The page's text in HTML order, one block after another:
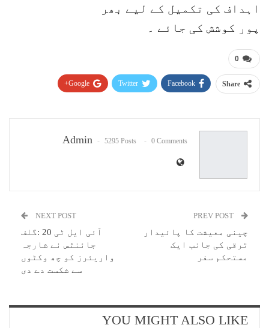
اہداف کی تکمیل کے لیے بھر
پور کوشش کی جائے ۔
0
Share
Facebook
Twitter
Google+
Admin 5295 Posts 0 Comments
چینی معیشت کا پائیدار
ترقی کی جانب ایک
مستحکم سفر
NEXT POST
آئی ایل ٹی 20 :گلف
جائنٹس نے شارجہ
واریئرز کو چھ وکٹوں
سے شکست دے دی
YOU MIGHT ALSO LIKE